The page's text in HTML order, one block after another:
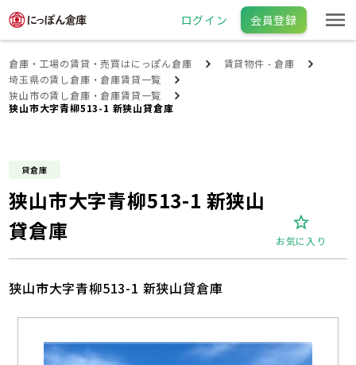
ログイン 会員登録
倉庫・工場の賃貸・売買はにっぽん倉庫
賃貸物件 - 倉庫
埼玉県の賃し倉庫・倉庫賃貸一覧
狭山市の賃し倉庫・倉庫賃貸一覧
狭山市大字青柳513-1 新狭山貸倉庫
貸倉庫
狭山市大字青柳513-1 新狭山
貸倉庫
お気に入り
狭山市大字青柳513-1 新狭山貸倉庫